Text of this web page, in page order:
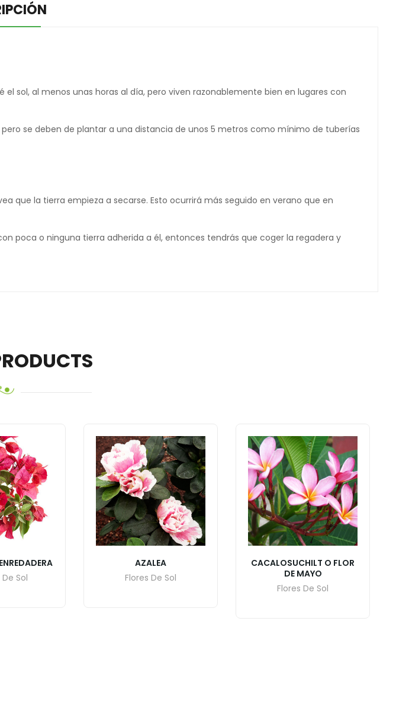
el sol, al menos unas horas al día, pero viven razonablemente bien en lugares con
se deben de plantar a una distancia de unos 5 metros como mínimo de tuberías
que la tierra empieza a secarse. Esto ocurrirá más seguido en verano que en
poca o ninguna tierra adherida a él, entonces tendrás que coger la regadera y
Sol
AZALEA
Flores De Sol
CACALOSUCHILT O FLOR
DE MAYO
Flores De Sol